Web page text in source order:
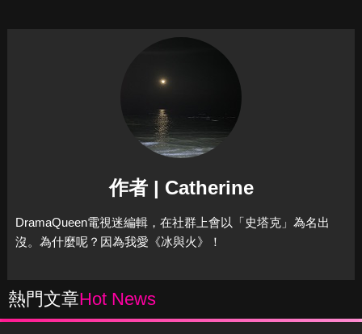
作者 | Catherine
DramaQueen電視迷編輯，在社群上會以「史塔克」為名出
沒。為什麼呢？因為我愛《冰與火》！
熱門文章Hot News